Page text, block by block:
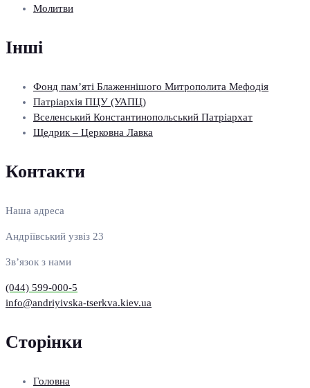
Молитви
Інші
Фонд пам’яті Блаженнішого Митрополита Мефодія
Патріархія ПЦУ (УАПЦ)
Вселенський Константинопольський Патріархат
Щедрик – Церковна Лавка
Контакти
Наша адреса
Андріївський узвіз 23
Зв’язок з нами
(044) 599-000-5
info@andriyivska-tserkva.kiev.ua
Сторінки
Головна